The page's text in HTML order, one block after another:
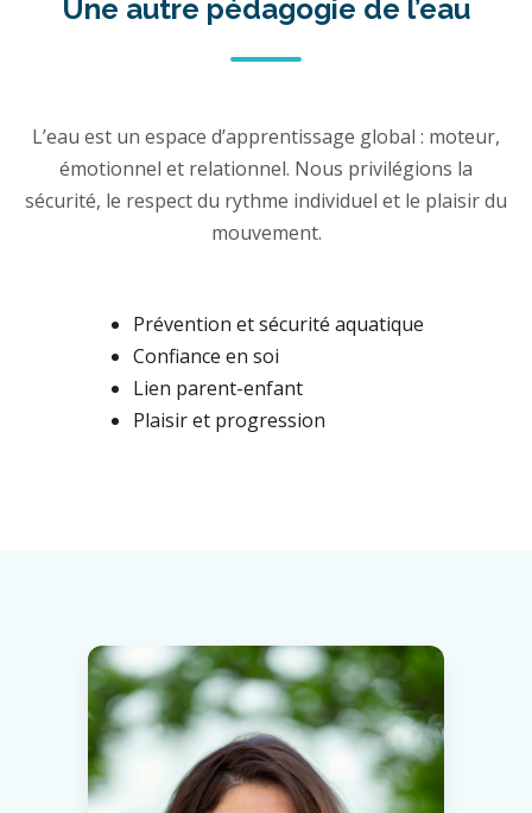
Une autre pédagogie de l’eau
L’eau est un espace d’apprentissage global : moteur,
émotionnel et relationnel. Nous privilégions la
sécurité, le respect du rythme individuel et le plaisir du
mouvement.
Prévention et sécurité aquatique
Confiance en soi
Lien parent-enfant
Plaisir et progression